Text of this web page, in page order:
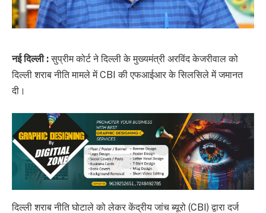
नई दिल्ली :सुप्रीम कोर्ट ने दिल्ली के मुख्यमंत्री अरविंद केजरीवाल को
दिल्ली शराब नीति मामले में CBI की एफआईआर के सिलसिले में जमानत
दी।
दिल्ली शराब नीति घोटाले को लेकर केंद्रीय जांच ब्यूरो (CBI) द्वारा दर्ज